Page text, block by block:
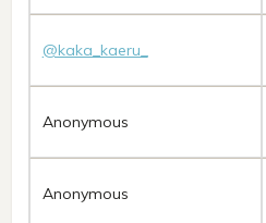
@kaka_kaeru_
Anonymous
Anonymous